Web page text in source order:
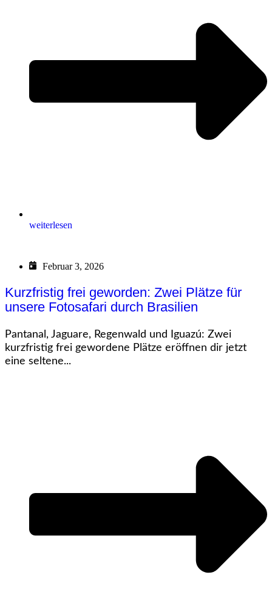
weiterlesen
Februar 3, 2026
Kurzfristig frei geworden: Zwei Plätze für
unsere Fotosafari durch Brasilien
Pantanal, Jaguare, Regenwald und Iguazú: Zwei
kurzfristig frei gewordene Plätze eröffnen dir jetzt
eine seltene...